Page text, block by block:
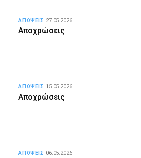
Αποχρώσεις
ΑΠΟΨΕΙΣ 27.05.2026
Αποχρώσεις
ΑΠΟΨΕΙΣ 15.05.2026
ΑΠΟΨΕΙΣ 06.05.2026